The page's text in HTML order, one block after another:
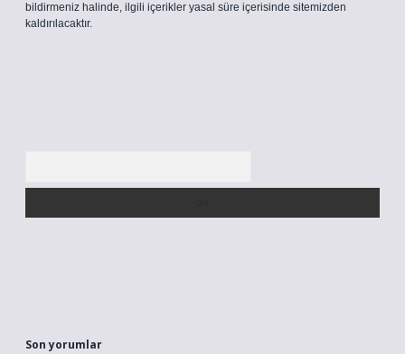
bildirmeniz halinde, ilgili içerikler yasal süre içerisinde sitemizden
kaldırılacaktır.
Son yorumlar